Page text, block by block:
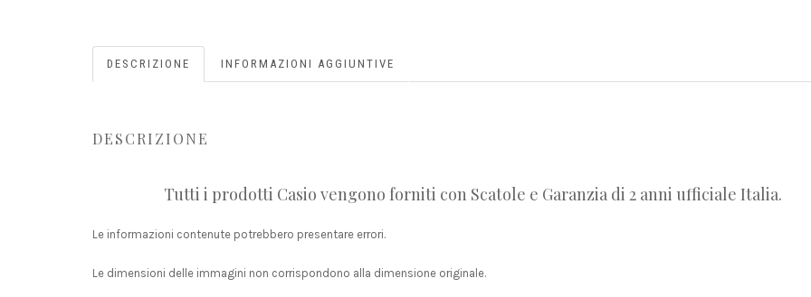
DESCRIZIONE INFORMAZIONI AGGIUNTIVE
DESCRIZIONE
Tutti i prodotti Casio vengono forniti con Scatole e Garanzia di 2 anni ufficiale Italia.
Le informazioni contenute potrebbero presentare errori.
Le dimensioni delle immagini non corrispondono alla dimensione originale.